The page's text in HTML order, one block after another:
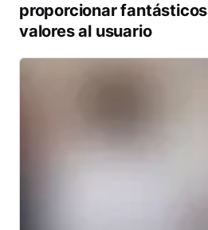
proporcionar fantásticos
valores al usuario